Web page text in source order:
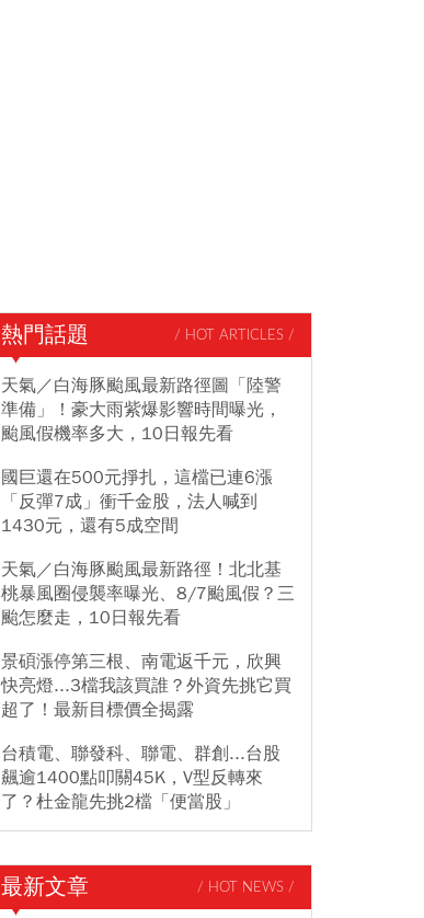
熱門話題 / HOT ARTICLES /
天氣／白海豚颱風最新路徑圖「陸警
準備」！豪大雨紫爆影響時間曝光，
颱風假機率多大，10日報先看
國巨還在500元掙扎，這檔已連6漲
「反彈7成」衝千金股，法人喊到
1430元，還有5成空間
天氣／白海豚颱風最新路徑！北北基
桃暴風圈侵襲率曝光、8/7颱風假？三
颱怎麼走，10日報先看
景碩漲停第三根、南電返千元，欣興
快亮燈...3檔我該買誰？外資先挑它買
超了！最新目標價全揭露
台積電、聯發科、聯電、群創...台股
飆逾1400點叩關45K，V型反轉來
了？杜金龍先挑2檔「便當股」
最新文章 / HOT NEWS /